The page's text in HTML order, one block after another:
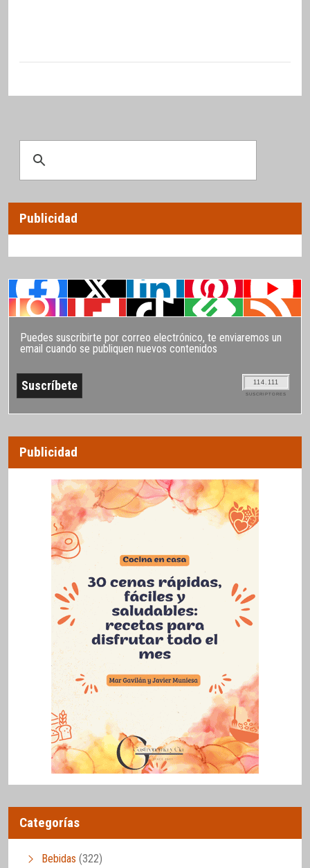
Publicidad
Puedes suscribirte por correo electrónico, te enviaremos un
email cuando se publiquen nuevos contenidos
114.111
SUSCRIPTORES
Publicidad
Categorías
Bebidas (322)